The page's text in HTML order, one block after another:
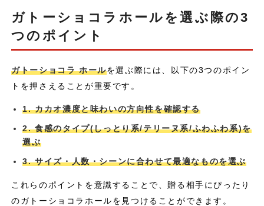
ガトーショコラホールを選ぶ際の3
つのポイント
ガトーショコラ ホールを選ぶ際には、以下の3つのポイン
トを押さえることが重要です。
1. カカオ濃度と味わいの方向性を確認する
2. 食感のタイプ(しっとり系/テリーヌ系/ふわふわ系)を
選ぶ
3. サイズ・人数・シーンに合わせて最適なものを選ぶ
これらのポイントを意識することで、贈る相手にぴったり
のガトーショコラホールを見つけることができます。